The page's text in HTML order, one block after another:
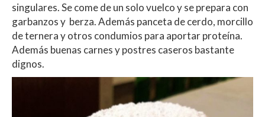
singulares. Se come de un solo vuelco y se prepara con
garbanzos y berza. Además panceta de cerdo, morcillo
de ternera y otros condumios para aportar proteína.
Además buenas carnes y postres caseros bastante
dignos.